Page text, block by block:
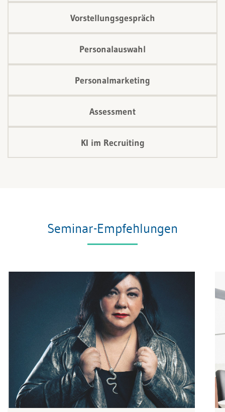
Vorstellungsgespräch
Personalauswahl
Personalmarketing
Assessment
KI im Recruiting
Seminar-Empfehlungen